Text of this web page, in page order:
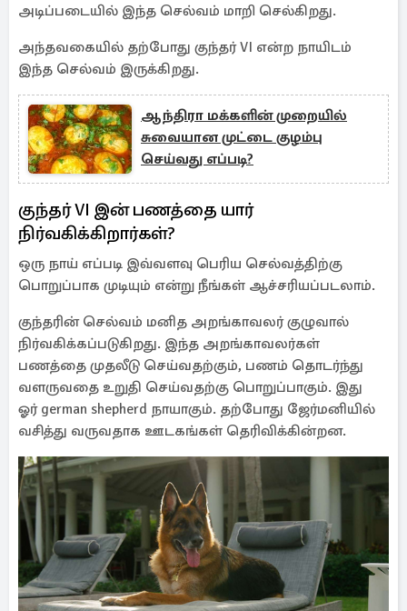
அடிப்படையில் இந்த செல்வம் மாறி செல்கிறது.
அந்தவகையில் தற்போது குந்தர் VI என்ற நாயிடம்
இந்த செல்வம் இருக்கிறது.
ஆந்திரா மக்களின் முறையில்
சுவையான முட்டை குழம்பு
செய்வது எப்படி?
குந்தர் VI இன் பணத்தை யார்
நிர்வகிக்கிறார்கள்?
ஒரு நாய் எப்படி இவ்வளவு பெரிய செல்வத்திற்கு
பொறுப்பாக முடியும் என்று நீங்கள் ஆச்சரியப்படலாம்.
குந்தரின் செல்வம் மனித அறங்காவலர் குழுவால்
நிர்வகிக்கப்படுகிறது. இந்த அறங்காவலர்கள்
பணத்தை முதலீடு செய்வதற்கும், பணம் தொடர்ந்து
வளருவதை உறுதி செய்வதற்கு பொறுப்பாகும். இது
ஓர் german shepherd நாயாகும். தற்போது ஜேர்மனியில்
வசித்து வருவதாக ஊடகங்கள் தெரிவிக்கின்றன.